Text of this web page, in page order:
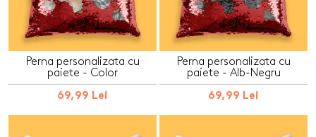
Perna personalizata cu
paiete - Color
69,99 Lei
Perna personalizata cu
paiete - Alb-Negru
69,99 Lei